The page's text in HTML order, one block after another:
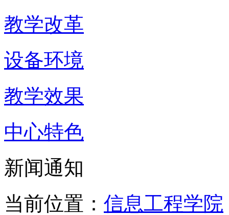
教学改革
设备环境
教学效果
中心特色
新闻通知
当前位置： 信息工程学院